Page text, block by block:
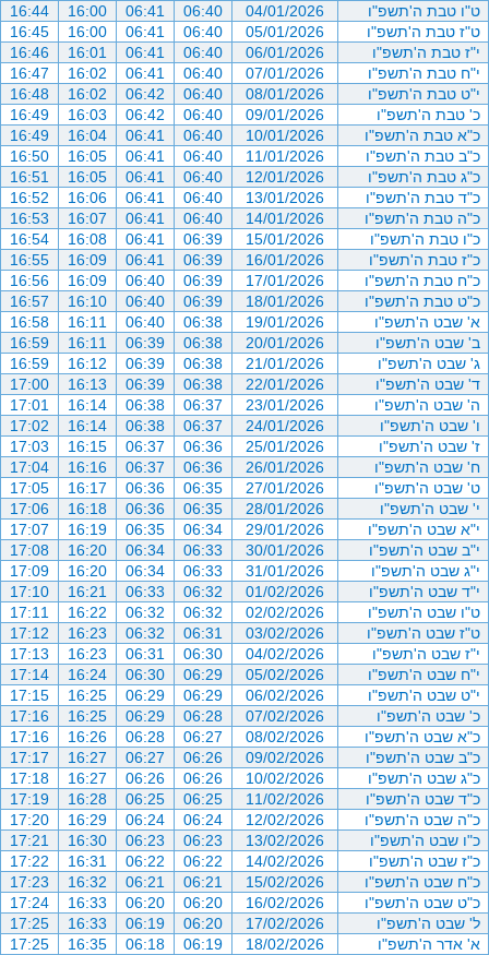
ט"ו טבת ה'תשפ"ו 04/01/2026
06:40
06:41
16:00
16:44
ט"ז טבת ה'תשפ"ו
05/01/2026
06:40
06:41
16:00
16:45
י"ז טבת ה'תשפ"ו
06/01/2026
06:40
06:41
16:01
16:46
י"ח טבת ה'תשפ"ו
07/01/2026
06:40
06:41
16:02
16:47
י"ט טבת ה'תשפ"ו
08/01/2026
06:40
06:42
16:02
16:48
כ' טבת ה'תשפ"ו
09/01/2026
06:40
06:42
16:03
16:49
כ"א טבת ה'תשפ"ו
10/01/2026
06:40
06:41
16:04
16:49
כ"ב טבת ה'תשפ"ו
11/01/2026
06:40
06:41
16:05
16:50
כ"ג טבת ה'תשפ"ו
12/01/2026
06:40
06:41
16:05
16:51
כ"ד טבת ה'תשפ"ו
13/01/2026
06:40
06:41
16:06
16:52
כ"ה טבת ה'תשפ"ו
14/01/2026
06:40
06:41
16:07
16:53
כ"ו טבת ה'תשפ"ו
15/01/2026
06:39
06:41
16:08
16:54
כ"ז טבת ה'תשפ"ו
16/01/2026
06:39
06:41
16:09
16:55
כ"ח טבת ה'תשפ"ו
17/01/2026
06:39
06:40
16:09
16:56
כ"ט טבת ה'תשפ"ו
18/01/2026
06:39
06:40
16:10
16:57
א' שבט ה'תשפ"ו
19/01/2026
06:38
06:40
16:11
16:58
ב' שבט ה'תשפ"ו
20/01/2026
06:38
06:39
16:11
16:59
ג' שבט ה'תשפ"ו
21/01/2026
06:38
06:39
16:12
16:59
ד' שבט ה'תשפ"ו
22/01/2026
06:38
06:39
16:13
17:00
ה' שבט ה'תשפ"ו
23/01/2026
06:37
06:38
16:14
17:01
ו' שבט ה'תשפ"ו
24/01/2026
06:37
06:38
16:14
17:02
ז' שבט ה'תשפ"ו
25/01/2026
06:36
06:37
16:15
17:03
ח' שבט ה'תשפ"ו
26/01/2026
06:36
06:37
16:16
17:04
ט' שבט ה'תשפ"ו
27/01/2026
06:35
06:36
16:17
17:05
י' שבט ה'תשפ"ו
28/01/2026
06:35
06:36
16:18
17:06
י"א שבט ה'תשפ"ו
29/01/2026
06:34
06:35
16:19
17:07
י"ב שבט ה'תשפ"ו
30/01/2026
06:33
06:34
16:20
17:08
י"ג שבט ה'תשפ"ו
31/01/2026
06:33
06:34
16:20
17:09
י"ד שבט ה'תשפ"ו
01/02/2026
06:32
06:33
16:21
17:10
ט"ו שבט ה'תשפ"ו
02/02/2026
06:32
06:32
16:22
17:11
ט"ז שבט ה'תשפ"ו
03/02/2026
06:31
06:32
16:23
17:12
י"ז שבט ה'תשפ"ו
04/02/2026
06:30
06:31
16:23
17:13
י"ח שבט ה'תשפ"ו
05/02/2026
06:29
06:30
16:24
17:14
י"ט שבט ה'תשפ"ו
06/02/2026
06:29
06:29
16:25
17:15
כ' שבט ה'תשפ"ו
07/02/2026
06:28
06:29
16:25
17:16
כ"א שבט ה'תשפ"ו
08/02/2026
06:27
06:28
16:26
17:16
כ"ב שבט ה'תשפ"ו
09/02/2026
06:26
06:27
16:27
17:17
כ"ג שבט ה'תשפ"ו
10/02/2026
06:26
06:26
16:27
17:18
כ"ד שבט ה'תשפ"ו
11/02/2026
06:25
06:25
16:28
17:19
כ"ה שבט ה'תשפ"ו
12/02/2026
06:24
06:24
16:29
17:20
כ"ו שבט ה'תשפ"ו
13/02/2026
06:23
06:23
16:30
17:21
כ"ז שבט ה'תשפ"ו
14/02/2026
06:22
06:22
16:31
17:22
כ"ח שבט ה'תשפ"ו
15/02/2026
06:21
06:21
16:32
17:23
כ"ט שבט ה'תשפ"ו
16/02/2026
06:20
06:20
16:33
17:24
ל' שבט ה'תשפ"ו
17/02/2026
06:20
06:19
16:33
17:25
א' אדר ה'תשפ"ו
18/02/2026
06:19
06:18
16:35
17:25